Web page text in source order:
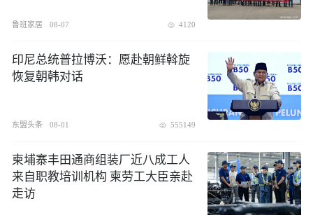
鲁班家居 08-07 4120
印尼总统普拉博沃：愿赴朝鲜斡旋
恢复朝韩对话
东盟头条 08-01 555149
柬埔寨丰田通商组装厂近八成工人
来自职教培训机构 柬劳工大臣亲赴
走访